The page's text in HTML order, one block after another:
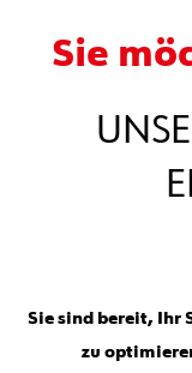
Sie
Sie sind bereit, Ihr
zu